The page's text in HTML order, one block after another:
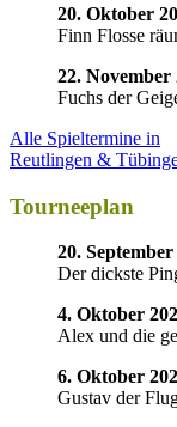
20. Oktober
Finn Flosse
22. November
Fuchs der
Alle Spieltermine in
Reutlingen &
Tourneeplan
20. September
Der dickste
4. Oktober
Alex und die
6. Oktober
Gustav der